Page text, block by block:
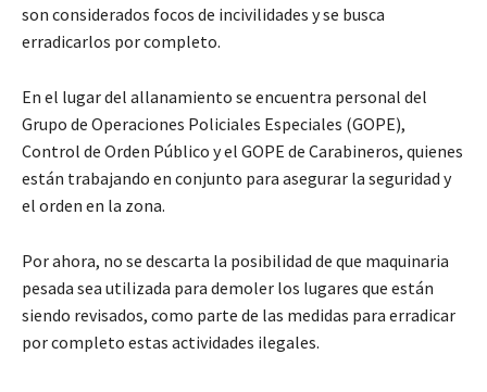
son considerados focos de incivilidades y se busca
erradicarlos por completo.
En el lugar del allanamiento se encuentra personal del
Grupo de Operaciones Policiales Especiales (GOPE),
Control de Orden Público y el GOPE de Carabineros, quienes
están trabajando en conjunto para asegurar la seguridad y
el orden en la zona.
Por ahora, no se descarta la posibilidad de que maquinaria
pesada sea utilizada para demoler los lugares que están
siendo revisados, como parte de las medidas para erradicar
por completo estas actividades ilegales.